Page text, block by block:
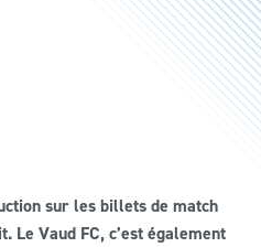
sur les billets de match
Le Vaud FC, c’est également